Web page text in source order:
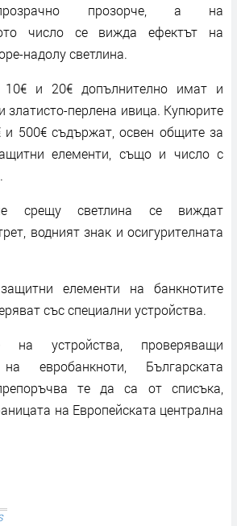
прозорче, а на
число се вижда ефектът на
надолу светлина.
и 20€ допълнително имат и
златисто-перлена ивица. Купюрите
и 500€ съдържат, освен общите за
елементи, също и число с
срещу светлина се виждат
водният знак и осигурителната
елементи на банкнотите
със специални устройства.
на устройства, проверяващи
на евробанкноти, Българската
те да са от списъка,
на Европейската централна